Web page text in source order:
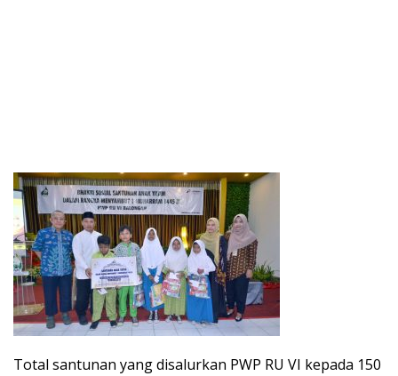
Total santunan yang disalurkan PWP RU VI kepada 150